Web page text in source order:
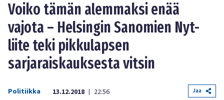
Voiko tämän alemmaksi enää
vajota – Helsingin Sanomien Nyt-
liite teki pikkulapsen
sarjaraiskauksesta vitsin
Politiikka 13.12.2018 | 22:56 Jaa